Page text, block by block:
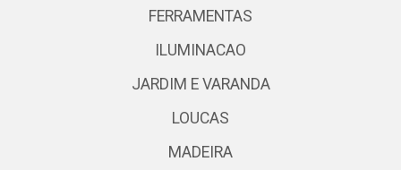
FERRAMENTAS
ILUMINACAO
JARDIM E VARANDA
LOUCAS
MADEIRA